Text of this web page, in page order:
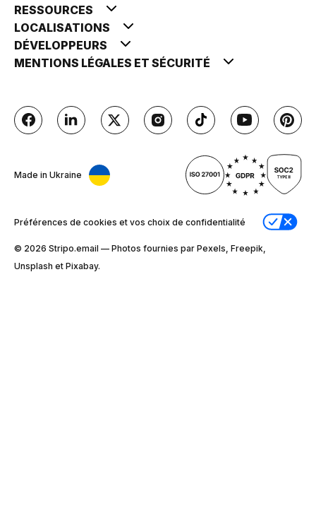
RESSOURCES
LOCALISATIONS
DÉVELOPPEURS
MENTIONS LÉGALES ET SÉCURITÉ
Made in Ukraine
Préférences de cookies et vos choix de confidentialité
© 2026 Stripо.email — Photos fournies par Pexels, Freepik,
Unsplash et Pixabay.